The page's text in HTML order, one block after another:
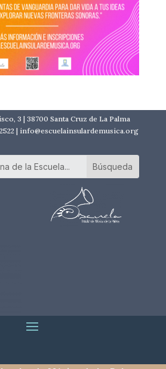
3 | 38700 Santa Cruz de La Palma
| info@escuelainsulardemusica.org